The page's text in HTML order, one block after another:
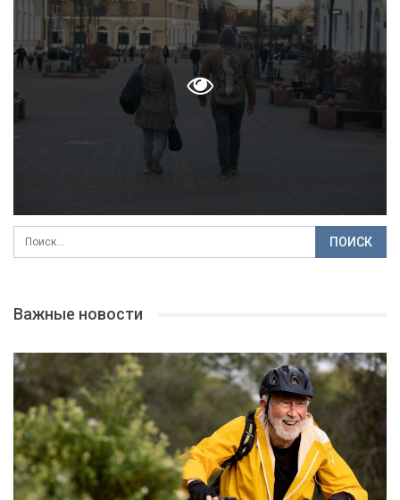
Важные новости